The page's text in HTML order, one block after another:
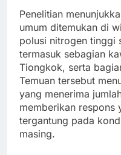
Penelitian
umum ditemukan di
polusi nitrogen tinggi
termasuk sebagian
Tiongkok, serta
Temuan tersebut
yang menerima
memberikan respons
tergantung pada
masing.